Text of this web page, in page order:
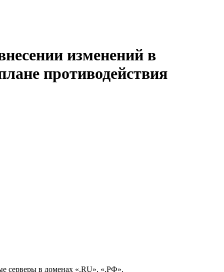
изменений в
противодействия
серверы в доменах «.RU», «.РФ».